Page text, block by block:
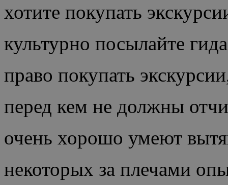
хотите покупать
культурно посылайте
право покупать
перед кем не должны
очень хорошо умеют
некоторых за плечами